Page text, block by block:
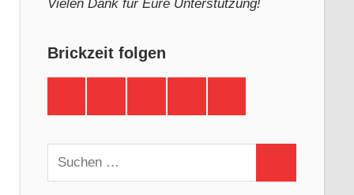
Vielen Dank für Eure Unterstützung!
Brickzeit folgen
Suchen
nach: